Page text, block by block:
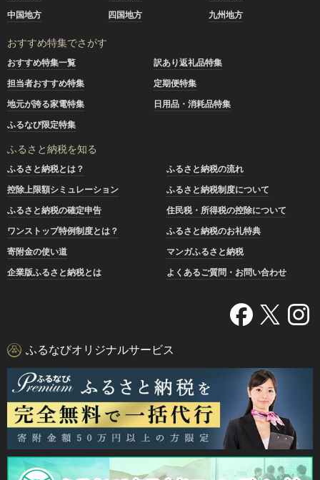
中国地方
四国地方 九州地方
おすすめ特集でさがす
おすすめ特集一覧
訳あり返礼品特集
担当者おすすめ特集
定期便特集
地元が誇る家電特集
日用品・消耗品特集
ふるなび限定特集
ふるさと納税を知る
ふるさと納税とは？
ふるさと納税の流れ
控除上限額シミュレーション
ふるさと納税制度について
ふるさと納税の確定申告
住民税・所得税の控除について
ワンストップ特例制度とは？
ふるさと納税のお礼特典
寄附金の使い道
マンガふるさと納税
企業版ふるさと納税とは
よくあるご質問・お問い合わせ
ふるなびオリジナルサービス